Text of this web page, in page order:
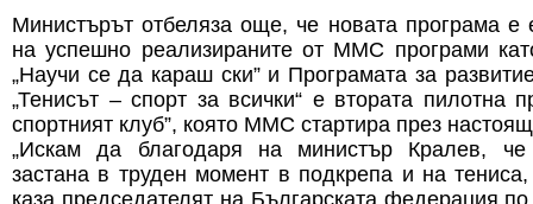
Министърът отбеляза още, че новата програма е
на успешно реализираните от ММС програми
„Научи се да караш ски” и Програмата за
„Тенисът – спорт за всички“ е втората пилотна
спортният клуб”, която ММС стартира през
„Искам да благодаря на министър Кралев, че
застана в труден момент в подкрепа и на